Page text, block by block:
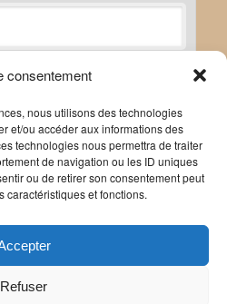
consentement
nous utilisons des technologies
et/ou accéder aux informations des
technologies nous permettra de traiter
de navigation ou les ID uniques
ou de retirer son consentement peut
caractéristiques et fonctions.
Refuser